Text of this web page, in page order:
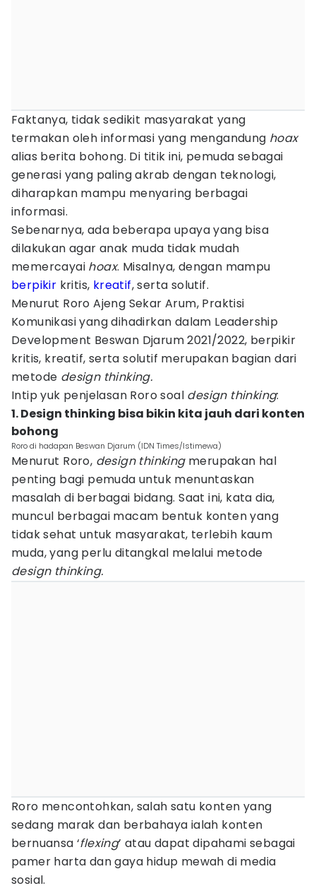
Faktanya, tidak sedikit masyarakat yang
termakan oleh informasi yang mengandung hoax
alias berita bohong. Di titik ini, pemuda sebagai
generasi yang paling akrab dengan teknologi,
diharapkan mampu menyaring berbagai
informasi.
Sebenarnya, ada beberapa upaya yang bisa
dilakukan agar anak muda tidak mudah
memercayai hoax. Misalnya, dengan mampu
berpikir kritis, kreatif, serta solutif.
Menurut Roro Ajeng Sekar Arum, Praktisi
Komunikasi yang dihadirkan dalam Leadership
Development Beswan Djarum 2021/2022, berpikir
kritis, kreatif, serta solutif merupakan bagian dari
metode design thinking.
Intip yuk penjelasan Roro soal design thinking:
1. Design thinking bisa bikin kita jauh dari konten
bohong
Roro di hadapan Beswan Djarum (IDN Times/Istimewa)
Menurut Roro, design thinkingmerupakan hal
penting bagi pemuda untuk menuntaskan
masalah di berbagai bidang. Saat ini, kata dia,
muncul berbagai macam bentuk konten yang
tidak sehat untuk masyarakat, terlebih kaum
muda, yang perlu ditangkal melalui metode
design thinking.
Roro mencontohkan, salah satu konten yang
sedang marak dan berbahaya ialah konten
bernuansa ‘flexing’ atau dapat dipahami sebagai
pamer harta dan gaya hidup mewah di media
sosial.